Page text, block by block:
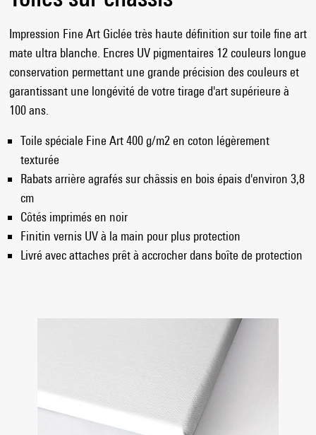
Impression Fine Art Giclée très haute définition sur toile fine art
mate ultra blanche. Encres UV pigmentaires 12 couleurs longue
conservation permettant une grande précision des couleurs et
garantissant une longévité de votre tirage d'art supérieure à
100 ans.
Toile spéciale Fine Art 400 g/m2 en coton légèrement
texturée
Rabats arrière agrafés sur châssis en bois épais d'environ 3,8
cm
Côtés imprimés en noir
Finitin vernis UV à la main pour plus protection
Livré avec attaches prêt à accrocher dans boîte de protection